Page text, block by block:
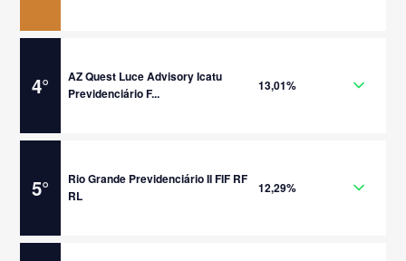
4°
AZ Quest Luce Advisory Icatu
Previdenciário F...
13,01%
5°
Rio Grande Previdenciário II FIF RF
RL
12,29%